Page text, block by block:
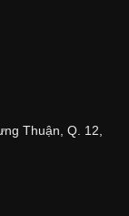
Thuận, Q. 12,